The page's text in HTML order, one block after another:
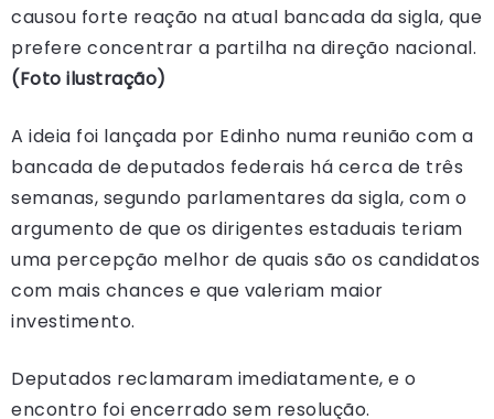
causou forte reação na atual bancada da sigla, que
prefere concentrar a partilha na direção nacional.
(Foto ilustração)
A ideia foi lançada por Edinho numa reunião com a
bancada de deputados federais há cerca de três
semanas, segundo parlamentares da sigla, com o
argumento de que os dirigentes estaduais teriam
uma percepção melhor de quais são os candidatos
com mais chances e que valeriam maior
investimento.
Deputados reclamaram imediatamente, e o
encontro foi encerrado sem resolução.